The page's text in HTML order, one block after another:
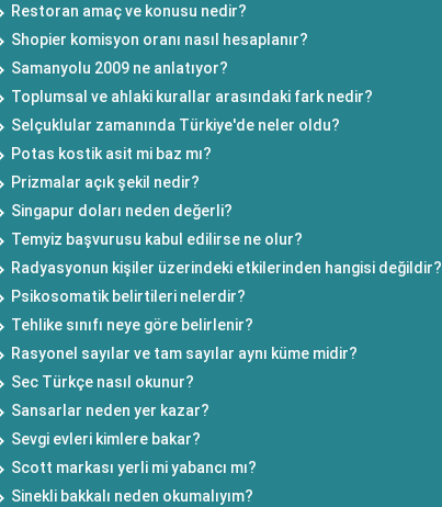
Restoran amaç ve konusu nedir?
Shopier komisyon oranı nasıl hesaplanır?
Samanyolu 2009 ne anlatıyor?
Toplumsal ve ahlaki kurallar arasındaki fark nedir?
Selçuklular zamanında Türkiye'de neler oldu?
Potas kostik asit mi baz mı?
Prizmalar açık şekil nedir?
Singapur doları neden değerli?
Temyiz başvurusu kabul edilirse ne olur?
Radyasyonun kişiler üzerindeki etkilerinden hangisi değildir?
Psikosomatik belirtileri nelerdir?
Tehlike sınıfı neye göre belirlenir?
Rasyonel sayılar ve tam sayılar aynı küme midir?
Sec Türkçe nasıl okunur?
Sansarlar neden yer kazar?
Sevgi evleri kimlere bakar?
Scott markası yerli mi yabancı mı?
Sinekli bakkalı neden okumalıyım?